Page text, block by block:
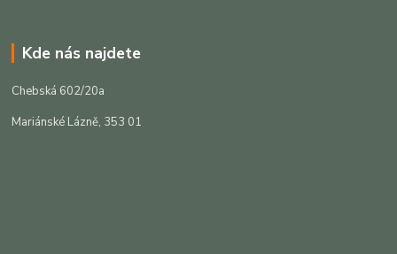
Kde nás najdete
Chebská 602/20a
Mariánské Lázně, 353 01